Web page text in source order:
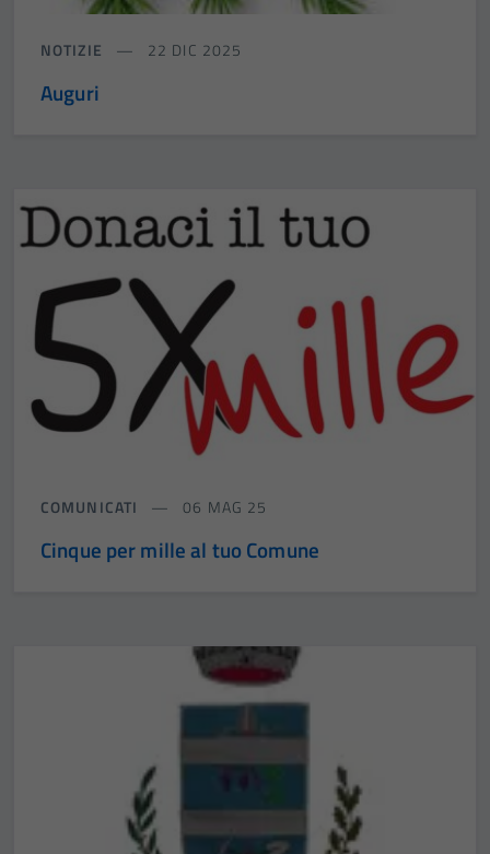
NOTIZIE 22 DIC 2025
Auguri
COMUNICATI 06 MAG 25
Cinque per mille al tuo Comune